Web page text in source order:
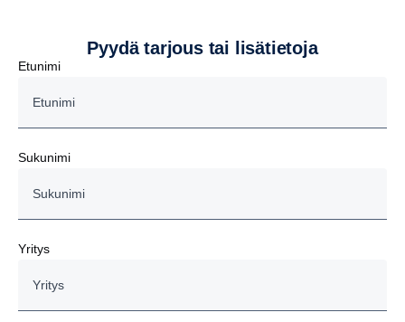
Pyydä tarjous tai lisätietoja
Etunimi
Sukunimi
Yritys